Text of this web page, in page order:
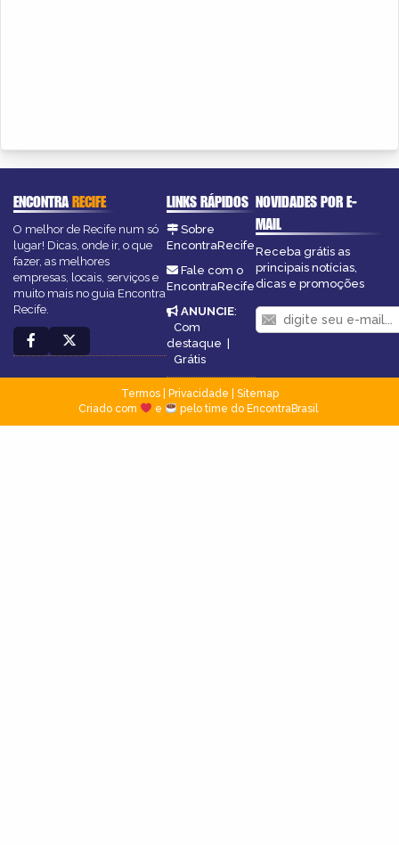
ENCONTRARECIFE
O melhor de Recife num só
lugar! Dicas, onde ir, o que
fazer, as melhores
empresas, locais, serviços e
muito mais no guia Encontra
Recife.
LINKS RÁPIDOS
Sobre
EncontraRecife
Fale com o
EncontraRecife
ANUNCIE:
Com
destaque |
Grátis
NOVIDADES POR E-
MAIL
Receba grátis as
principais notícias,
dicas e promoções
Termos| Privacidade
Sitemap
Criado com
e pelo time do EncontraBrasil